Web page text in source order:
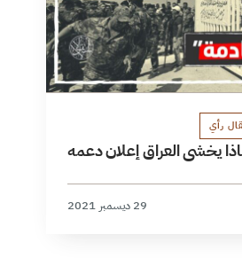
رأي
يخشى العراق إعلان دعمه
29 ديسمبر 2021